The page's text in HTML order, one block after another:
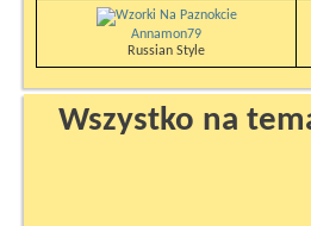
Annamon79
Russian Style
Wszystko na